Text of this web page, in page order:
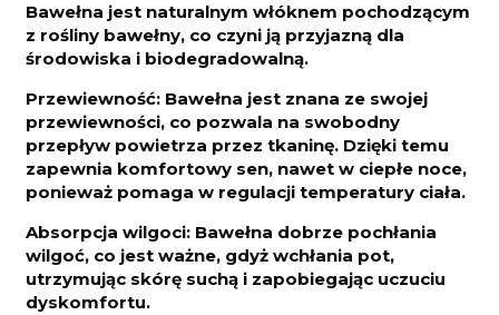
Bawełna jest naturalnym włóknem pochodzącym
z rośliny bawełny, co czyni ją przyjazną dla
środowiska i biodegradowalną.
Przewiewność: Bawełna jest znana ze swojej
przewiewności, co pozwala na swobodny
przepływ powietrza przez tkaninę. Dzięki temu
zapewnia komfortowy sen, nawet w ciepłe noce,
ponieważ pomaga w regulacji temperatury ciała.
Absorpcja wilgoci: Bawełna dobrze pochłania
wilgoć, co jest ważne, gdyż wchłania pot,
utrzymując skórę suchą i zapobiegając uczuciu
dyskomfortu.